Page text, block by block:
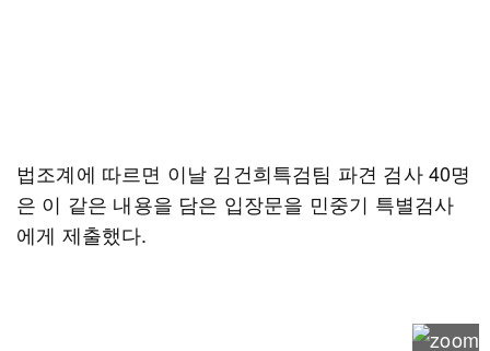
법조계에 따르면 이날 김건희특검팀 파견 검사 40명
은 이 같은 내용을 담은 입장문을 민중기 특별검사
에게 제출했다.